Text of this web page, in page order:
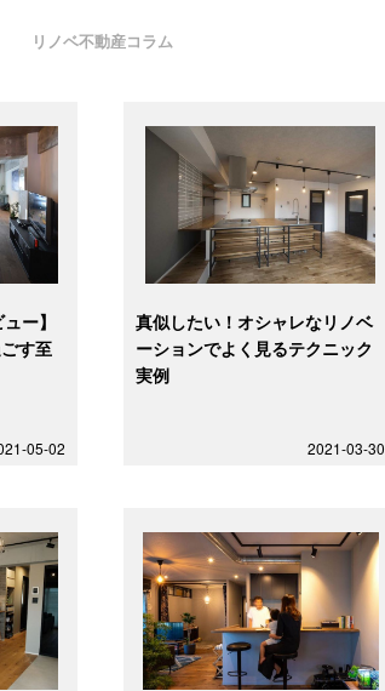
リノベ不動産コラム
ー】
す至
05-02
真似したい！オシャレなリノベ
ーションでよく見るテクニック
実例
2021-03-30